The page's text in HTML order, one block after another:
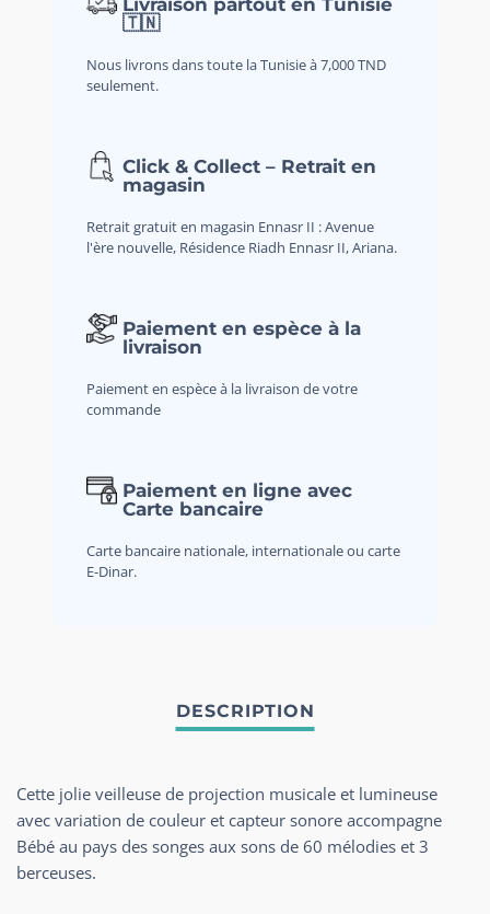
🇹🇳
Nous livrons dans toute la Tunisie à 7,000 TND
seulement.
Click & Collect – Retrait en
magasin
Retrait gratuit en magasin Ennasr II : Avenue
l'ère nouvelle, Résidence Riadh Ennasr II, Ariana.
Paiement en espèce à la
livraison
Paiement en espèce à la livraison de votre
commande
Paiement en ligne avec
Carte bancaire
Carte bancaire nationale, internationale ou carte
E-Dinar.
Cette jolie veilleuse de projection musicale et lumineuse
avec variation de couleur et capteur sonore accompagne
Bébé au pays des songes aux sons de 60 mélodies et 3
berceuses.